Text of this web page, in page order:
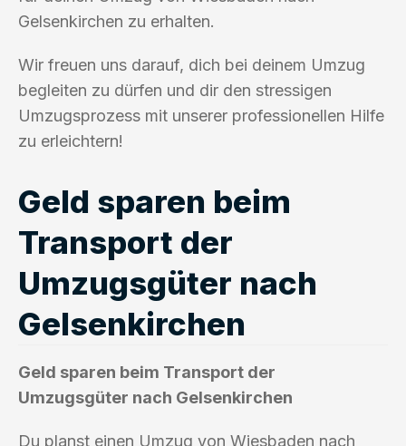
Gelsenkirchen zu erhalten.
Wir freuen uns darauf, dich bei deinem Umzug
begleiten zu dürfen und dir den stressigen
Umzugsprozess mit unserer professionellen Hilfe
zu erleichtern!
Geld sparen beim
Transport der
Umzugsgüter nach
Gelsenkirchen
Geld sparen beim Transport der
Umzugsgüter nach Gelsenkirchen
Du planst einen Umzug von Wiesbaden nach